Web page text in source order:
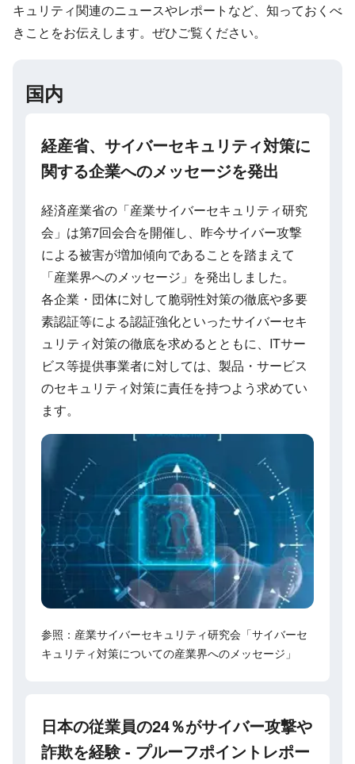
キュリティ関連のニュースやレポートなど、知っておくべ
きことをお伝えします。ぜひご覧ください。
国内
経産省、サイバーセキュリティ対策に
関する企業へのメッセージを発出
経済産業省の「産業サイバーセキュリティ研究
会」は第7回会合を開催し、昨今サイバー攻撃
による被害が増加傾向であることを踏まえて
「産業界へのメッセージ」を発出しました。
各企業・団体に対して脆弱性対策の徹底や多要
素認証等による認証強化といったサイバーセキ
ュリティ対策の徹底を求めるとともに、ITサー
ビス等提供事業者に対しては、製品・サービス
のセキュリティ対策に責任を持つよう求めてい
ます。
参照：産業サイバーセキュリティ研究会「サイバーセ
キュリティ対策についての産業界へのメッセージ」
日本の従業員の24％がサイバー攻撃や
詐欺を経験 - プルーフポイントレポー